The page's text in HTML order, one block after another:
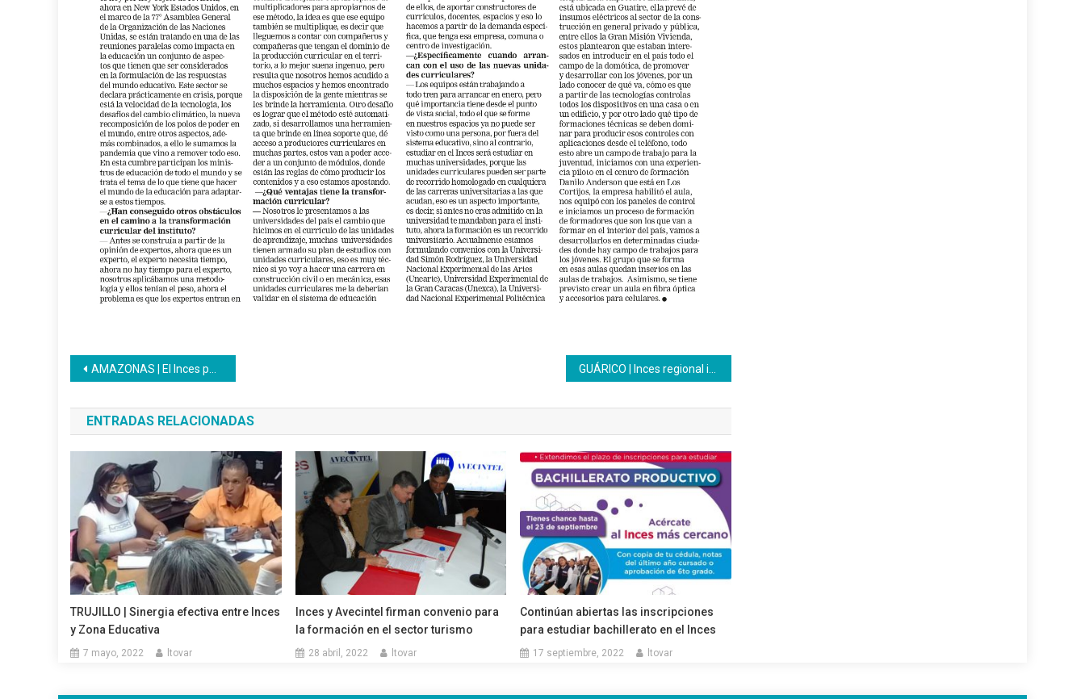
Navegación
de
entradas
AMAZONAS | El Inces participó en actividades del Día Internacional del Turismo
ENTRADAS RELACIONADAS
TRUJILLO | Sinergia efectiva entre Inces
y Zona Educativa
7 mayo, 2022 ltovar
Inces y Avecintel firman convenio para
la formación en el sector turismo
28 abril, 2022 ltovar
Continúan abiertas las inscripciones
para estudiar bachillerato en el Inces
17 septiembre, 2022 ltovar